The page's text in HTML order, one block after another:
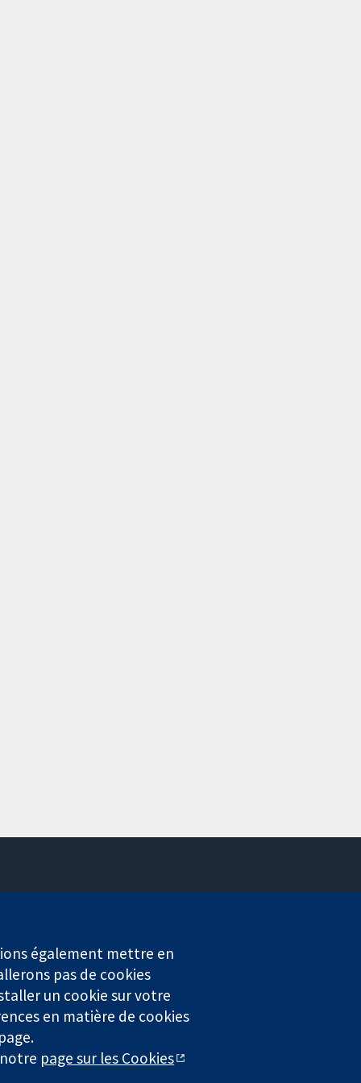
Service de presse
Qui sommes-nous
Offres d'emploi
Cochrane Library
enregistrée en Angleterre et au Pays de Galles. Numéro de
également mettre en
pas de cookies
un cookie sur votre
en matière de cookies
page sur les Cookies